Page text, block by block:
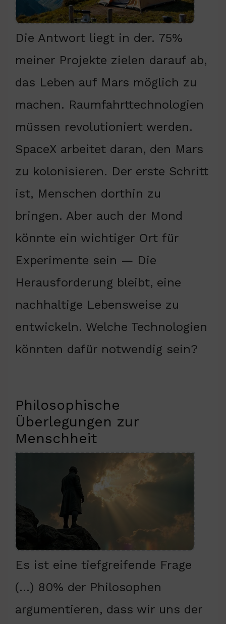
Die Antwort liegt in der. 75%
meiner Projekte zielen darauf ab,
das Leben auf Mars möglich zu
machen. Raumfahrttechnologien
müssen revolutioniert werden.
SpaceX arbeitet daran, den Mars
zu kolonisieren. Der erste Schritt
ist, Menschen dorthin zu
bringen. Aber auch der Mond
könnte ein wichtiger Ort für
Experimente sein — Die
Herausforderung bleibt, eine
nachhaltige Lebensweise zu
entwickeln. Welche Technologien
könnten dafür notwendig sein?
Philosophische
Überlegungen zur
Menschheit
Es ist eine tiefgreifende Frage
(…) 80% der Philosophen
argumentieren, dass wir uns der